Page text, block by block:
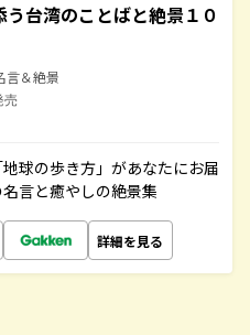
う台湾のことばと絶景１０
言＆絶景
売
球の歩き方」があなたにお届
言と癒やしの絶景集
詳細を見る